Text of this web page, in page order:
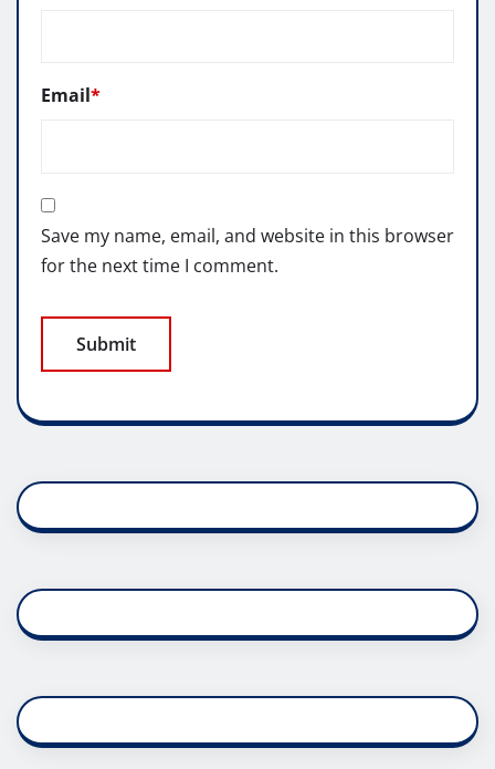
Email*
Save my name, email, and website in this browser
for the next time I comment.